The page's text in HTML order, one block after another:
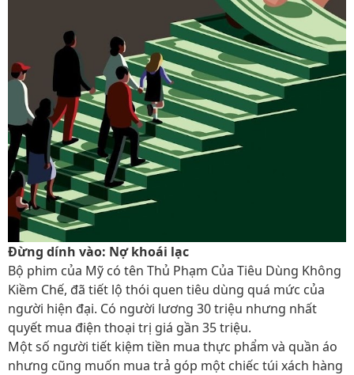
Đừng dính vào: Nợ khoái lạc
Bộ phim của Mỹ có tên Thủ Phạm Của Tiêu Dùng Không
Kiềm Chế, đã tiết lộ thói quen tiêu dùng quá mức của
người hiện đại. Có người lương 30 triệu nhưng nhất
quyết mua điện thoại trị giá gần 35 triệu.
Một số người tiết kiệm tiền mua thực phẩm và quần áo
nhưng cũng muốn mua trả góp một chiếc túi xách hàng